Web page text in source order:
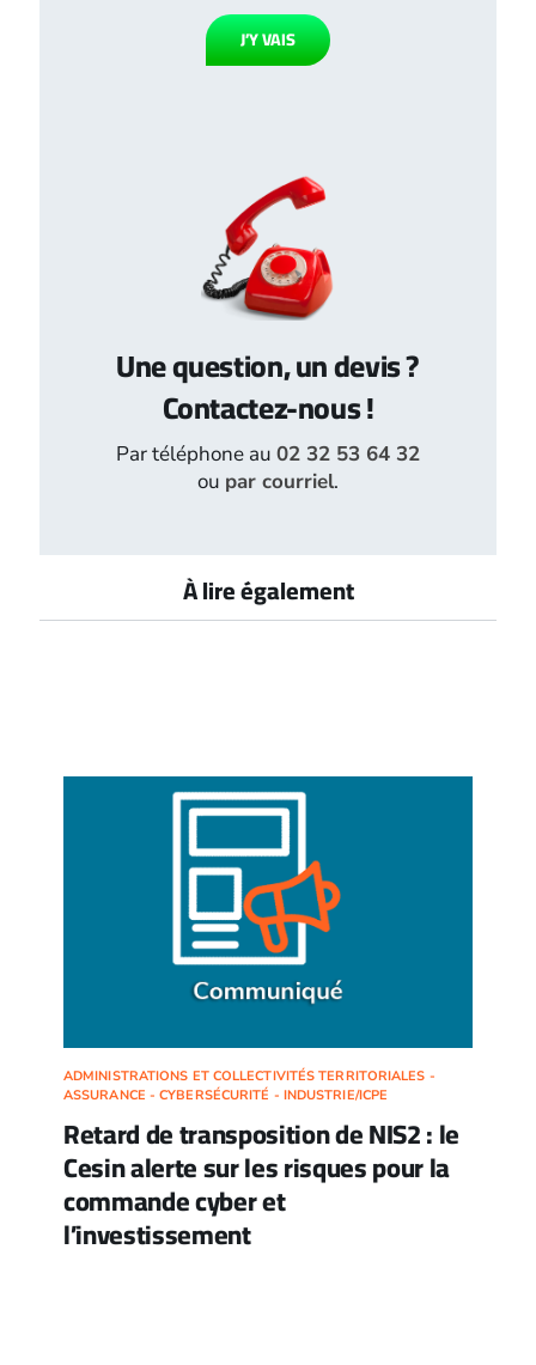
J’Y VAIS
Une question, un devis ?
Contactez-nous !
Par téléphone au 02 32 53 64 32
ou par courriel.
À lire également
ADMINISTRATIONS ET COLLECTIVITÉS TERRITORIALES -
ASSURANCE - CYBERSÉCURITÉ - INDUSTRIE/ICPE
Retard de transposition de NIS2 : le
Cesin alerte sur les risques pour la
commande cyber et
l’investissement